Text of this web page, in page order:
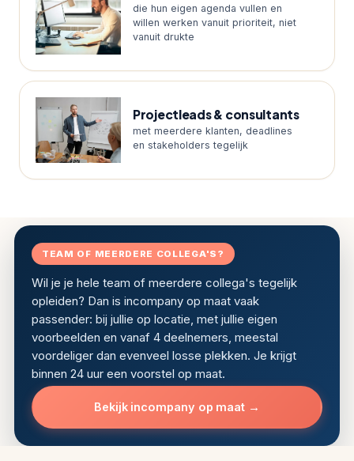
die hun eigen agenda vullen en
willen werken vanuit prioriteit, niet
vanuit drukte
Projectleads & consultants
met meerdere klanten, deadlines
en stakeholders tegelijk
TEAM OF MEERDERE COLLEGA'S?
Wil je je hele team of meerdere collega's tegelijk
opleiden? Dan is incompany op maat vaak
passender: bij jullie op locatie, met jullie eigen
voorbeelden en vanaf 4 deelnemers, meestal
voordeliger dan evenveel losse plekken. Je krijgt
binnen 24 uur een voorstel op maat.
Bekijk incompany op maat →